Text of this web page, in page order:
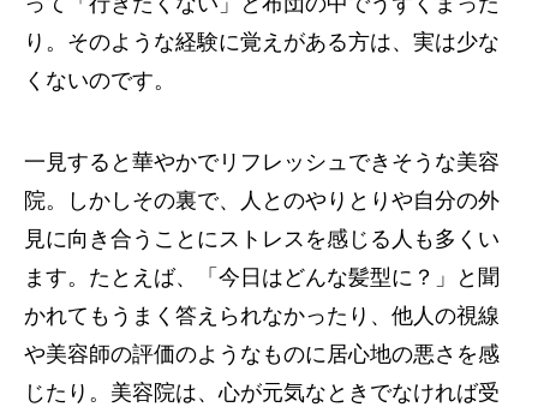
り。そのような経験に覚えがある方は、実は少な
くないのです。
一見すると華やかでリフレッシュできそうな美容
院。しかしその裏で、人とのやりとりや自分の外
見に向き合うことにストレスを感じる人も多くい
ます。たとえば、「今日はどんな髪型に？」と聞
かれてもうまく答えられなかったり、他人の視線
や美容師の評価のようなものに居心地の悪さを感
じたり。美容院は、心が元気なときでなければ受